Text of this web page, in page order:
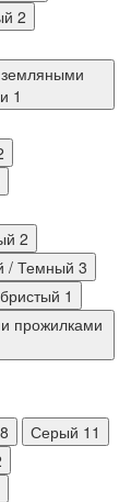
2
1
2
/ Темный 3
1
прожилками
8 Серый 11